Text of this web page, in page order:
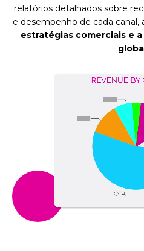
relatórios detalhados sobre
e desempenho de cada canal,
estratégias comerciais e